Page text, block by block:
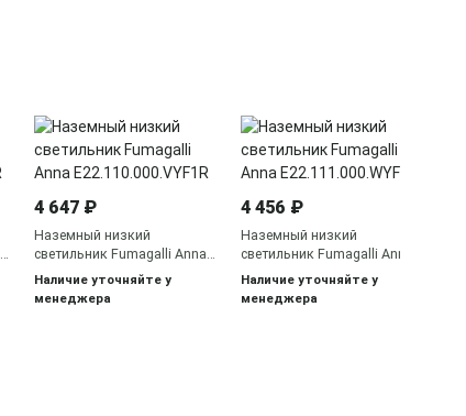
4 647 ₽
Наземный низкий
светильник Fumagalli Anna
E22.110.000.VYF1R
Наличие уточняйте у
менеджера
4 456 ₽
Наземный низкий
светильник Fumagalli Anna
E22.111.000.WYF1R
Наличие уточняйте у
менеджера